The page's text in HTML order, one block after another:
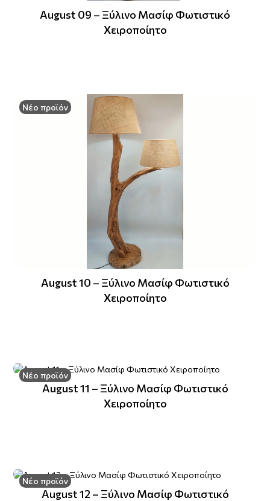
August 09 – Ξύλινο Μασίφ Φωτιστικό
Χειροποίητο
Νέο προϊόν
August 10 – Ξύλινο Μασίφ Φωτιστικό
Χειροποίητο
Νέο προϊόν
August 11 – Ξύλινο Μασίφ Φωτιστικό
Χειροποίητο
Νέο προϊόν
August 12 – Ξύλινο Μασίφ Φωτιστικό